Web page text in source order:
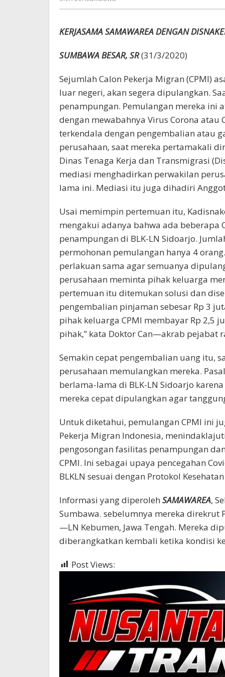
KERJASAMA SAMAWAREA DENGAN
SUMBAWA BESAR, SR(31/3/2020)
Sejumlah Calon Pekerja Migran (CPMI)
luar negeri, akan segera dipulangkan.
penampungan. Pemulangan mereka ini
dengan mewabahnya Virus Corona atau
terkendala dengan pengembalian atau
perusahaan, saat mereka pertamakali
Dinas Tenaga Kerja dan Transmigrasi
mediasi menghadirkan perwakilan
lama ini. Mediasi itu juga dihadiri
Usai memimpin pertemuan itu,
mengakui adanya bahwa ada beberapa
penampungan di BLK-LN Sidoarjo.
permohonan pemulangan hanya 4
perlakuan sama agar semuanya
perusahaan meminta pihak keluarga
pertemuan itu ditemukan solusi dan
pengembalian pinjaman sebesar Rp 3
pihak keluarga CPMI membayar Rp 2,5
pihak,” kata Doktor Can—akrab pejabat
Semakin cepat pengembalian uang itu,
perusahaan memulangkan mereka.
berlama-lama di BLK-LN Sidoarjo
mereka cepat dipulangkan agar
Untuk diketahui, pemulangan CPMI ini
Pekerja Migran Indonesia,
pengosongan fasilitas penampungan
CPMI. Ini sebagai upaya pencegahan
BLKLN sesuai dengan Protokol
Informasi yang diperoleh SAMAWAREA,
Sumbawa. sebelumnya mereka direkrut
—LN Kebumen, Jawa Tengah. Mereka
diberangkatkan kembali ketika kondisi
Post Views: